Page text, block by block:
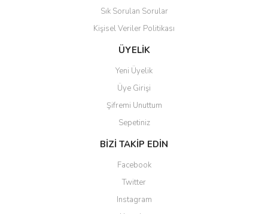
Sık Sorulan Sorular
Kişisel Veriler Politikası
ÜYELİK
Yeni Üyelik
Üye Girişi
Şifremi Unuttum
Sepetiniz
BİZİ TAKİP EDİN
Facebook
Twitter
Instagram